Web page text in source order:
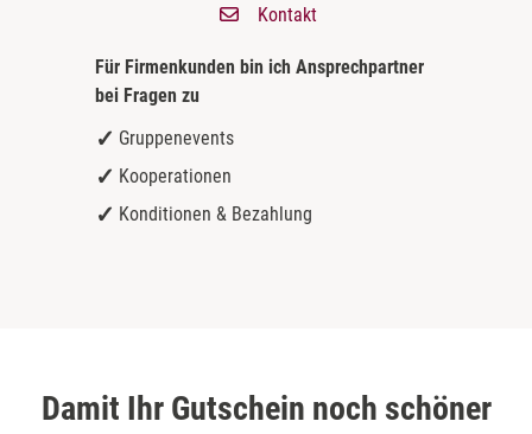
Kontakt
Für Firmenkunden bin ich Ansprechpartner
bei Fragen zu
Gruppenevents
Kooperationen
Konditionen & Bezahlung
Damit Ihr Gutschein noch schöner